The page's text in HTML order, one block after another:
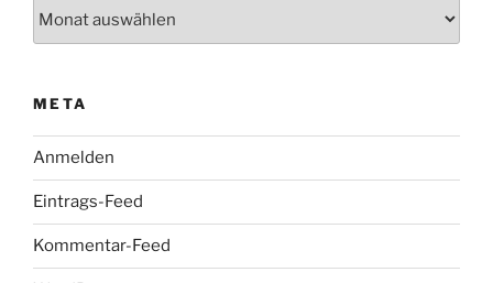
META
Anmelden
Eintrags-Feed
Kommentar-Feed